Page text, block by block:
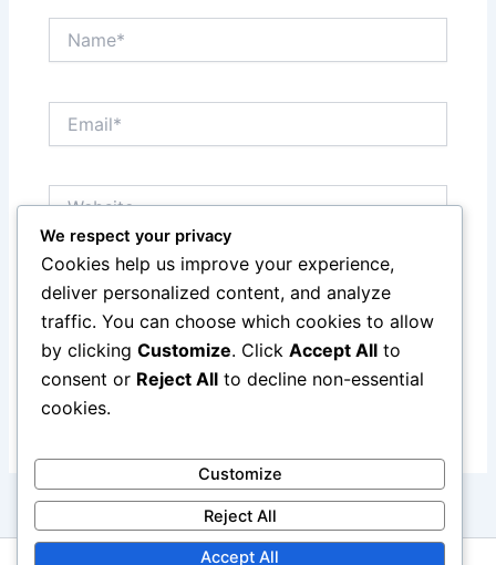
Save my name, email, and website in this browser
for the next time I comment.
We respect your privacy
Cookies help us improve your experience,
deliver personalized content, and analyze
traffic. You can choose which cookies to allow
by clicking Customize. Click Accept All to
consent or Reject All to decline non-essential
cookies.
Customize
Reject All
Accept All